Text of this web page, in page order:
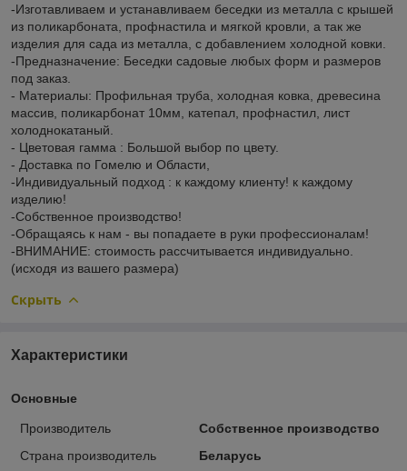
-Изготавливаем и устанавливаем беседки из металла с крышей
из поликарбоната, профнастила и мягкой кровли, а так же
изделия для сада из металла, с добавлением холодной ковки.
-Предназначение: Беседки садовые любых форм и размеров
под заказ.
- Материалы: Профильная труба, холодная ковка, древесина
массив, поликарбонат 10мм, катепал, профнастил, лист
холоднокатаный.
- Цветовая гамма : Большой выбор по цвету.
- Доставка по Гомелю и Области,
-Индивидуальный подход : к каждому клиенту! к каждому
изделию!
-Собственное производство!
-Обращаясь к нам - вы попадаете в руки профессионалам!
-ВНИМАНИЕ: стоимость рассчитывается индивидуально.
(исходя из вашего размера)
Скрыть
Характеристики
Основные
Производитель
Собственное производство
Страна производитель
Беларусь